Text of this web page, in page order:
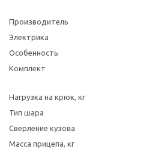
Производитель
Электрика
Особенность
Комплект
Нагрузка на крюк, кг
Тип шара
Сверление кузова
Масса прицепа, кг